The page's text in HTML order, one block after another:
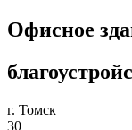
Офисное
г. Томск
30